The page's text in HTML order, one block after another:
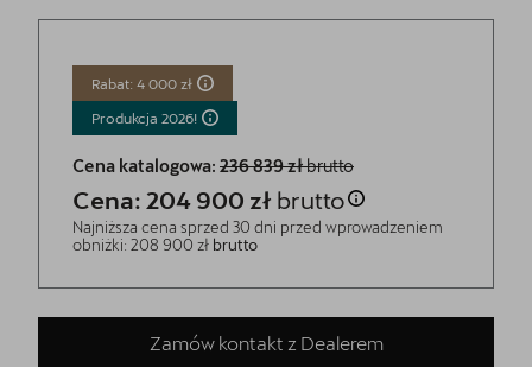
Rabat: 4 000 zł
Produkcja 2026!
Cena katalogowa: 236 839 złbrutto
Cena: 204 900 zł brutto
Najniższa cena sprzed 30 dni przed wprowadzeniem
obniżki: 208 900 zł brutto
Zamów kontakt z Dealerem